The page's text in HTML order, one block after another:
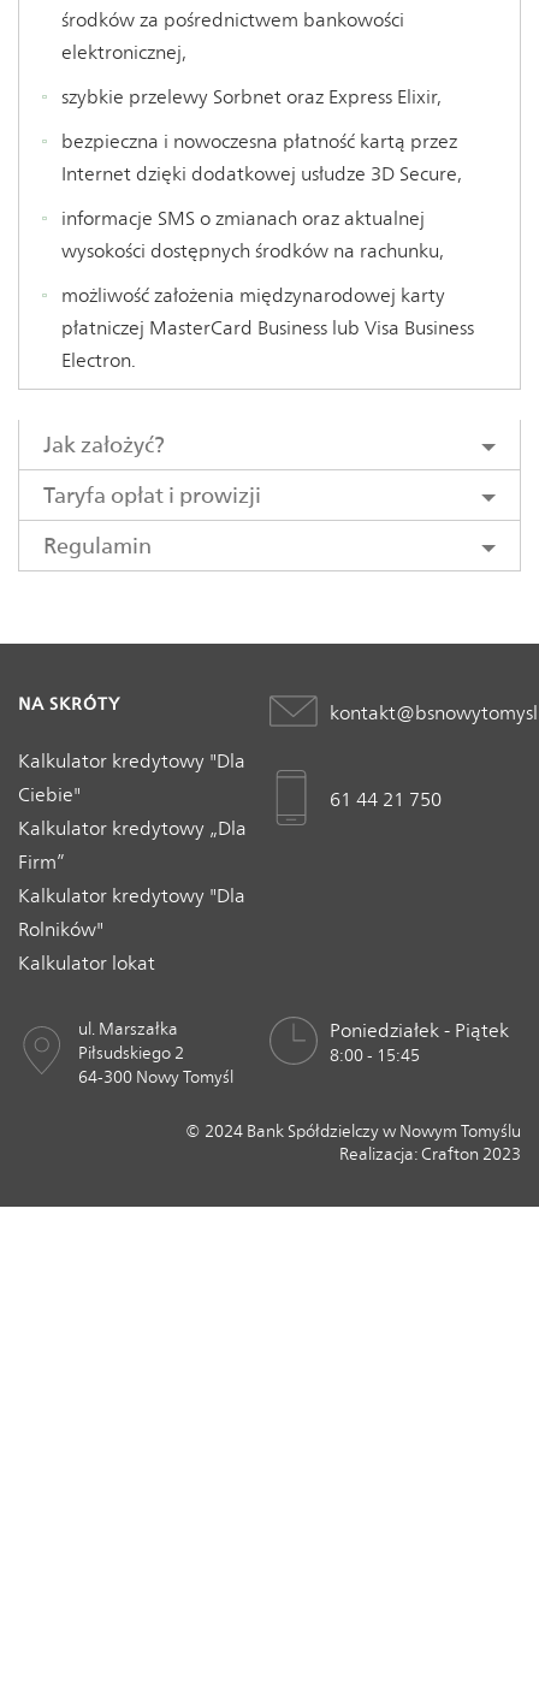
środków za pośrednictwem bankowości
elektronicznej,
szybkie przelewy Sorbnet oraz Express Elixir,
bezpieczna i nowoczesna płatność kartą przez
Internet dzięki dodatkowej usłudze 3D Secure,
informacje SMS o zmianach oraz aktualnej
wysokości dostępnych środków na rachunku,
możliwość założenia międzynarodowej karty
płatniczej MasterCard Business lub Visa Business
Electron.
Jak założyć?
Taryfa opłat i prowizji
Regulamin
NA SKRÓTY
Kalkulator kredytowy "Dla
Ciebie"
Kalkulator kredytowy „Dla
Firm”
Kalkulator kredytowy "Dla
Rolników"
Kalkulator lokat
61 44 21 750
ul. Marszałka
Piłsudskiego 2
64-300 Nowy Tomyśl
Poniedziałek - Piątek
8:00 - 15:45
© 2024 Bank Spółdzielczy w Nowym Tomyślu
Realizacja:Crafton 2023